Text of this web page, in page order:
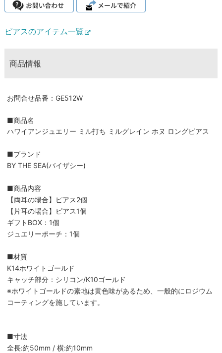
ピアスのアイテム一覧
商品情報
お問合せ品番：GE512W
■商品名
ハワイアンジュエリー ミル打ち ミルグレイン ホヌ ロングピアス
■ブランド
BY THE SEA(バイザシー)
■商品内容
【両耳の場合】ピアス2個
【片耳の場合】ピアス1個
ギフトBOX：1個
ジュエリーポーチ：1個
■材質
K14ホワイトゴールド
キャッチ部分：シリコン/K10ゴールド
※ホワイトゴールドの素地は黄色味があるため、一般的にロジウム
コーティングを施しています。
■寸法
全長:約50mm / 横:約10mm